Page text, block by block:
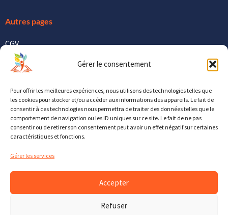
Gérer le consentement
Pour offrir les meilleures expériences, nous utilisons des technologies telles que
les cookies pour stocker et/ou accéder aux informations des appareils. Le fait de
consentir à ces technologies nous permettra de traiter des données telles que le
comportement de navigation ou les ID uniques sur ce site. Le fait de ne pas
consentir ou de retirer son consentement peut avoir un effet négatif sur certaines
caractéristiques et fonctions.
Gérer les services
Accepter
Refuser
Autres pages
CGV
Politique De Confidentialité
Contact
11 Rue Aristide Briand, 88000 Épinal
Contact@residences-Boussac.fr
Copyright © 2024. Tous Droits Réservés / Création :